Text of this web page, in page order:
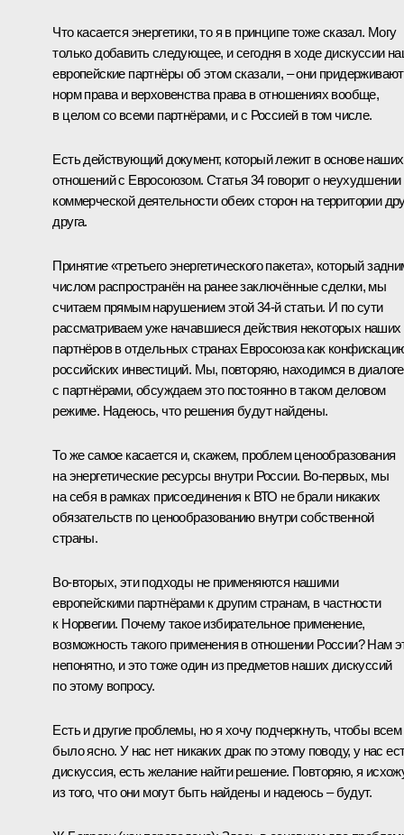
Что касается энергетики, то я в принципе тоже сказал. Могу
только добавить следующее, и сегодня в ходе дискуссии
европейские партнёры об этом сказали, – они
норм права и верховенства права в отношениях вообще,
в целом со всеми партнёрами, и с Россией в том числе.
Есть действующий документ, который лежит в основе наших
отношений с Евросоюзом. Статья 34 говорит о неухудшении
коммерческой деятельности обеих сторон на территории
друга.
Принятие «третьего энергетического пакета», который
числом распространён на ранее заключённые сделки, мы
считаем прямым нарушением этой 34-й статьи. И по сути
рассматриваем уже начавшиеся действия некоторых наших
партнёров в отдельных странах Евросоюза как
российских инвестиций. Мы, повторяю, находимся в диалоге
с партнёрами, обсуждаем это постоянно в таком деловом
режиме. Надеюсь, что решения будут найдены.
То же самое касается и, скажем, проблем ценообразования
на энергетические ресурсы внутри России. Во‑первых, мы
на себя в рамках присоединения к ВТО не брали никаких
обязательств по ценообразованию внутри собственной
страны.
Во‑вторых, эти подходы не применяются нашими
европейскими партнёрами к другим странам, в частности
к Норвегии. Почему такое избирательное применение,
возможность такого применения в отношении России? Нам
непонятно, и это тоже один из предметов наших дискуссий
по этому вопросу.
Есть и другие проблемы, но я хочу подчеркнуть, чтобы всем
было ясно. У нас нет никаких драк по этому поводу, у нас
дискуссия, есть желание найти решение. Повторяю, я
из того, что они могут быть найдены и надеюсь – будут.